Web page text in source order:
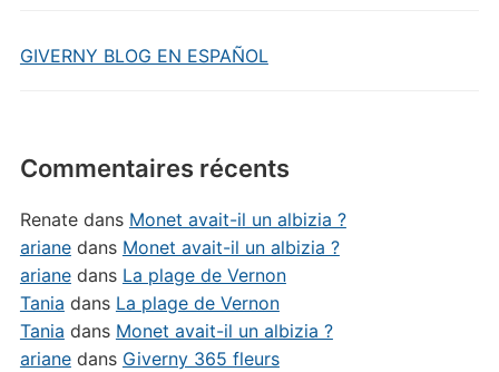
GIVERNY BLOG EN ESPAÑOL
Commentaires récents
Renatedans Monet avait-il un albizia ?
arianedans Monet avait-il un albizia ?
arianedans La plage de Vernon
Tania dans La plage de Vernon
Tania dans Monet avait-il un albizia ?
arianedans Giverny 365 fleurs